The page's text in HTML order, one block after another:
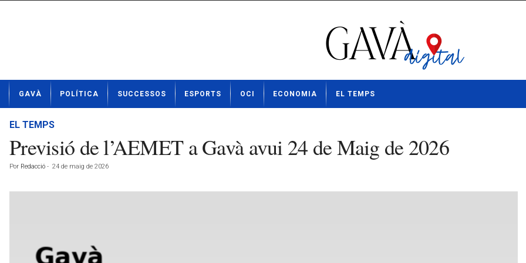
t
GAVÀ POLÍTICA SUCCESSOS ESPORTS OCI ECONOMIA EL TEMPS
EL TEMPS
Previsió de l’AEMET a Gavà avui 24 de Maig de 2026
Por Redacció - 24 de maig de 2026